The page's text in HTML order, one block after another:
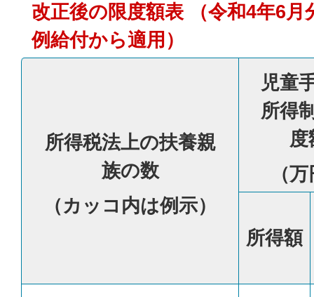
改正後の限度額表 （令和4年6月
例給付から適用）
所得税法上の扶養親
族の数
（カッコ内は例示）
児童
所得
度
（
所得額